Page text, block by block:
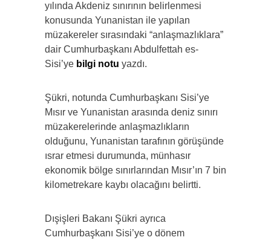
yılında Akdeniz sınırının belirlenmesi
konusunda Yunanistan ile yapılan
müzakereler sırasındaki “anlaşmazlıklara”
dair Cumhurbaşkanı Abdulfettah es-
Sisi’ye bilgi notu yazdı.
Şükri, notunda Cumhurbaşkanı Sisi’ye
Mısır ve Yunanistan arasında deniz sınırı
müzakerelerinde anlaşmazlıkların
olduğunu, Yunanistan tarafının görüşünde
ısrar etmesi durumunda, münhasır
ekonomik bölge sınırlarından Mısır’ın 7 bin
kilometrekare kaybı olacağını belirtti.
Dışişleri Bakanı Şükri ayrıca
Cumhurbaşkanı Sisi’ye o dönem